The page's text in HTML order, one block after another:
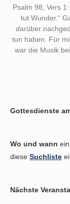
Psalm 98, Vers
tut Wunder.“
darüber
tun haben. Für
war die Musik
Gottesdienste
Wo und wann
diese Suchliste
Nächste